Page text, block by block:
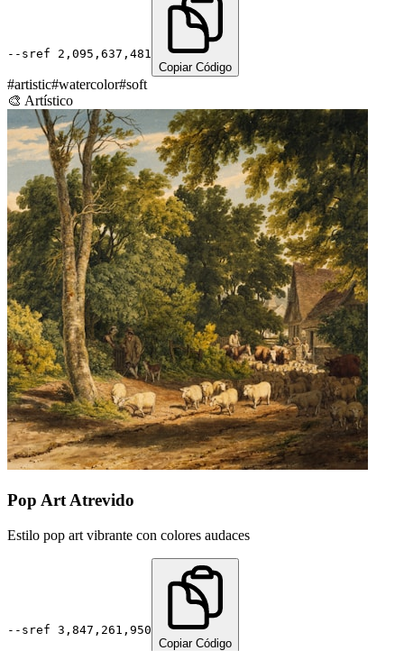
--sref 2,095,637,481
Copiar Código
#artistic#watercolor#soft
🎨 Artístico
Pop Art Atrevido
Estilo pop art vibrante con colores audaces
--sref 3,847,261,950
Copiar Código